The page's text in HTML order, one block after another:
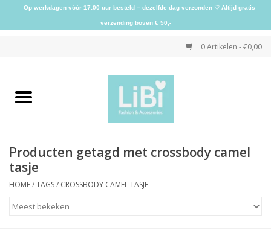
0 Artikelen - €0,00
Home
Kleding
Producten getagd met crossbody camel
tasje
HOME/TAGS/ CROSSBODY CAMEL TASJE
Op werkdagen vóór 17:00 uur besteld = dezelfde dag verzonden ♡ Altijd gratis
verzending boven € 50,-